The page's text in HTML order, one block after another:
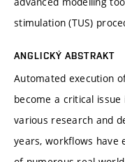
stimulation (TUS)
ANGLICKÝ ABSTRAKT
Automated execution
become a critical
various research and
years, workflows have